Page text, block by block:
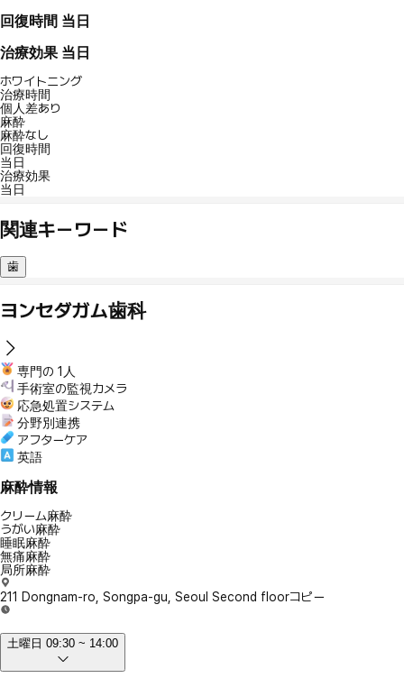
回復時間 当日
治療効果 当日
ホワイトニング
治療時間
個人差あり
麻酔
麻酔なし
回復時間
当日
治療効果
当日
関連キーワード
歯
ヨンセダガム歯科
専門の 1人
手術室の監視カメラ
応急処置システム
分野別連携
アフターケア
英語
麻酔情報
クリーム麻酔
うがい麻酔
睡眠麻酔
無痛麻酔
局所麻酔
211 Dongnam-ro, Songpa-gu, Seoul Second floorコピー
土曜日 09:30 ~ 14:00